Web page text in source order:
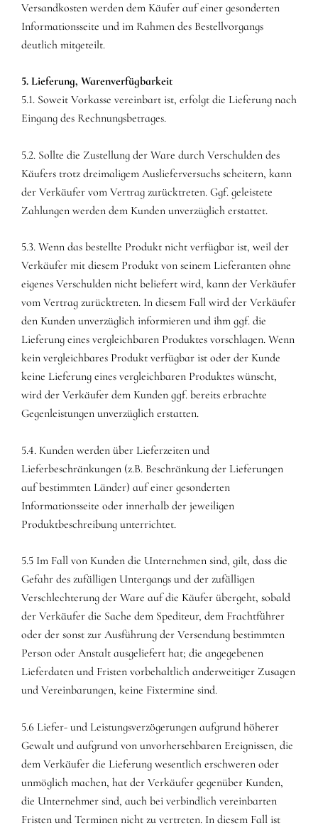
Versandkosten werden dem Käufer auf einer gesonderten
Informationsseite und im Rahmen des Bestellvorgangs
deutlich mitgeteilt.
5. Lieferung, Warenverfügbarkeit
5.1. Soweit Vorkasse vereinbart ist, erfolgt die Lieferung nach
Eingang des Rechnungsbetrages.
5.2. Sollte die Zustellung der Ware durch Verschulden des
Käufers trotz dreimaligem Auslieferversuchs scheitern, kann
der Verkäufer vom Vertrag zurücktreten. Ggf. geleistete
Zahlungen werden dem Kunden unverzüglich erstattet.
5.3. Wenn das bestellte Produkt nicht verfügbar ist, weil der
Verkäufer mit diesem Produkt von seinem Lieferanten ohne
eigenes Verschulden nicht beliefert wird, kann der Verkäufer
vom Vertrag zurücktreten. In diesem Fall wird der Verkäufer
den Kunden unverzüglich informieren und ihm ggf. die
Lieferung eines vergleichbaren Produktes vorschlagen. Wenn
kein vergleichbares Produkt verfügbar ist oder der Kunde
keine Lieferung eines vergleichbaren Produktes wünscht,
wird der Verkäufer dem Kunden ggf. bereits erbrachte
Gegenleistungen unverzüglich erstatten.
5.4. Kunden werden über Lieferzeiten und
Lieferbeschränkungen (z.B. Beschränkung der Lieferungen
auf bestimmten Länder) auf einer gesonderten
Informationsseite oder innerhalb der jeweiligen
Produktbeschreibung unterrichtet.
5.5 Im Fall von Kunden die Unternehmen sind, gilt, dass die
Gefahr des zufälligen Untergangs und der zufälligen
Verschlechterung der Ware auf die Käufer übergeht, sobald
der Verkäufer die Sache dem Spediteur, dem Frachtführer
oder der sonst zur Ausführung der Versendung bestimmten
Person oder Anstalt ausgeliefert hat; die angegebenen
Lieferdaten und Fristen vorbehaltlich anderweitiger Zusagen
und Vereinbarungen, keine Fixtermine sind.
5.6 Liefer- und Leistungsverzögerungen aufgrund höherer
Gewalt und aufgrund von unvorhersehbaren Ereignissen, die
dem Verkäufer die Lieferung wesentlich erschweren oder
unmöglich machen, hat der Verkäufer gegenüber Kunden,
die Unternehmer sind, auch bei verbindlich vereinbarten
Fristen und Terminen nicht zu vertreten. In diesem Fall ist